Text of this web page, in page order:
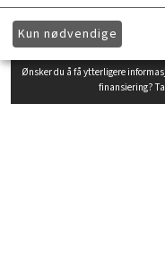
Ønsker du å få ytterligere
finansiering?
Kun nødvendige